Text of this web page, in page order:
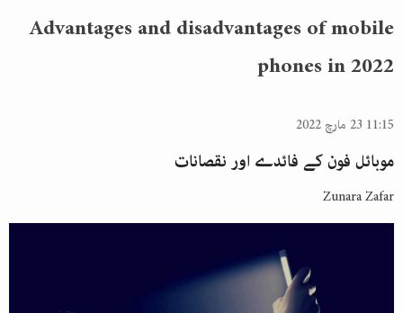
Advantages and disadvantages of mobile
phones in 2022
11:15 23 مارچ 2022
موبائل فون کے فائدے اور نقصانات
Zunara Zafar